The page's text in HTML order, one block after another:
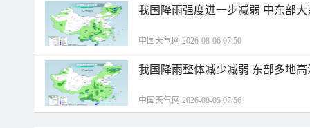
我国降雨强度进一步减弱 中东部
中国天气网 2026-08-06 07:50
我国降雨整体减少减弱 东部多地
中国天气网 2026-08-05 07:56